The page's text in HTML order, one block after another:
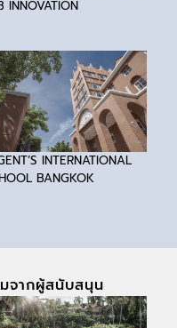
INNOVATION
INTERNATIONAL
BANGKOK
จากผู้สนับสนุน